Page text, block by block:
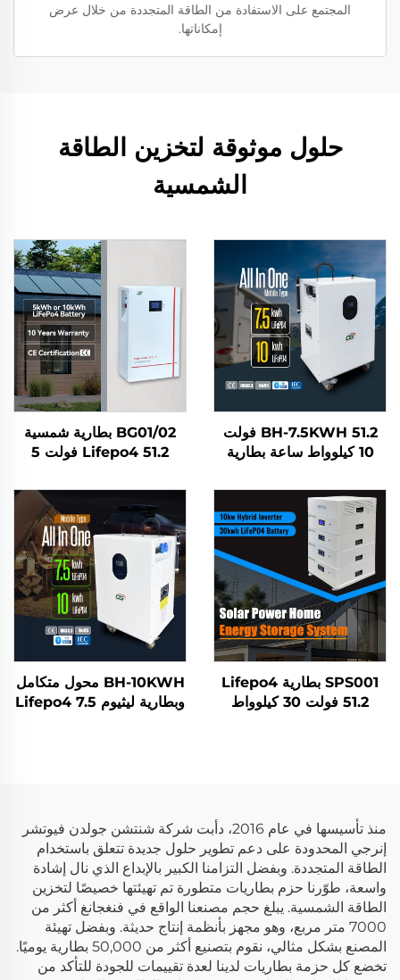
المجتمع على الاستفادة من الطاقة المتجددة من خلال عرض
إمكاناتها.
حلول موثوقة لتخزين الطاقة
الشمسية
BH-7.5KWH 51.2 فولت
10 كيلوواط ساعة بطارية
Lifepo4 لتخزين الطاقة في
المنازل محطة طاقة محمولة
للتطبيقات السكنية
BG01/02 بطارية شمسية
Lifepo4 51.2 فولت 5
ساعة لنظام تخزين الطاقة
المنزلي
SPS001 بطارية Lifepo4
51.2 فولت 30 كيلوواط
BH-10KWH محول متكامل
وبطارية ليثيوم Lifepo4 7.5
منذ تأسيسها في عام 2016، دأبت شركة شنتشن جولدن فيوتشر
إنرجي المحدودة على دعم تطوير حلول جديدة تتعلق باستخدام
الطاقة المتجددة. وبفضل التزامنا الكبير بالإبداع الذي نال إشادة
واسعة، طوّرنا حزم بطاريات متطورة تم تهيئتها خصيصًا لتخزين
الطاقة الشمسية. يبلغ حجم مصنعنا الواقع في فنغجانغ أكثر من
7000 متر مربع، وهو مجهز بأنظمة إنتاج حديثة. وبفضل تهيئة
المصنع بشكل مثالي، نقوم بتصنيع أكثر من 50,000 بطارية يوميًا.
تخضع كل حزمة بطاريات لدينا لعدة تقييمات للجودة للتأكد من